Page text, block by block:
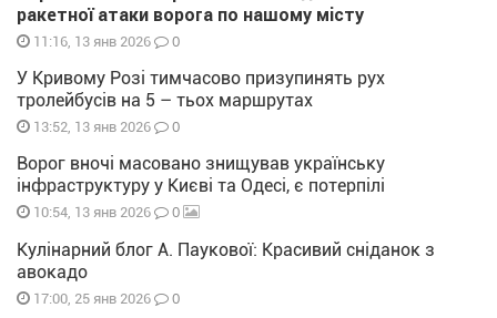
ракетної атаки ворога по нашому місту
11:16, 13 янв 2026 0
У Кривому Розі тимчасово призупинять рух
тролейбусів на 5 – тьох маршрутах
13:52, 13 янв 2026 0
Ворог вночі масовано знищував українську
інфраструктуру у Києві та Одесі, є потерпілі
10:54, 13 янв 2026 0
Кулінарний блог А. Паукової: Красивий сніданок з
авокадо
17:00, 25 янв 2026 0